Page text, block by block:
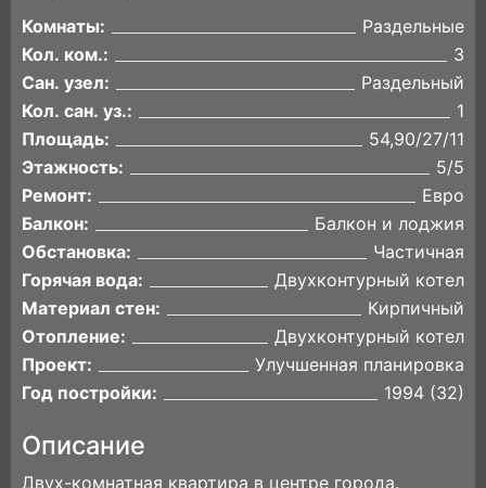
Комнаты:
Раздельные
Кол. ком.:
3
Сан. узел:
Раздельный
Кол. сан. уз.:
1
Площадь:
54,90/27/11
Этажность:
5/5
Ремонт:
Евро
Балкон:
Балкон и лоджия
Обстановка:
Частичная
Горячая вода:
Двухконтурный котел
Материал стен:
Кирпичный
Отопление:
Двухконтурный котел
Проект:
Улучшенная планировка
Год постройки:
1994 (32)
Описание
Двух-комнатная квартира в центре города.